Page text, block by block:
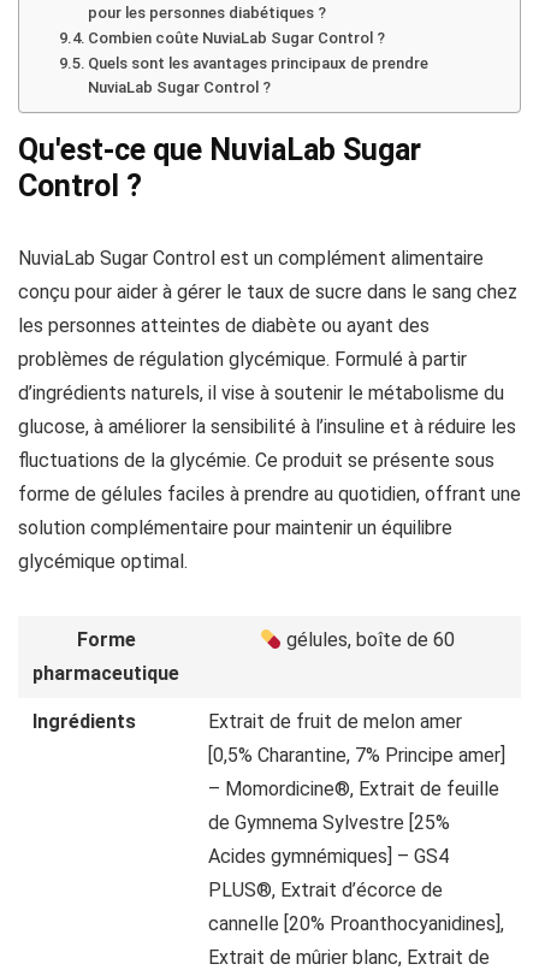
pour les personnes diabétiques ?
Combien coûte NuviaLab Sugar Control ?
Quels sont les avantages principaux de prendre
NuviaLab Sugar Control ?
Qu'est-ce que NuviaLab Sugar
Control ?
NuviaLab Sugar Control est un complément alimentaire
conçu pour aider à gérer le taux de sucre dans le sang chez
les personnes atteintes de diabète ou ayant des
problèmes de régulation glycémique. Formulé à partir
d’ingrédients naturels, il vise à soutenir le métabolisme du
glucose, à améliorer la sensibilité à l’insuline et à réduire les
fluctuations de la glycémie. Ce produit se présente sous
forme de gélules faciles à prendre au quotidien, offrant une
solution complémentaire pour maintenir un équilibre
glycémique optimal.
Forme
pharmaceutique
gélules, boîte de 60
Ingrédients
Extrait de fruit de melon amer
[0,5% Charantine, 7% Principe amer]
– Momordicine®, Extrait de feuille
de Gymnema Sylvestre [25%
Acides gymnémiques] – GS4
PLUS®, Extrait d’écorce de
cannelle [20% Proanthocyanidines],
Extrait de mûrier blanc, Extrait de